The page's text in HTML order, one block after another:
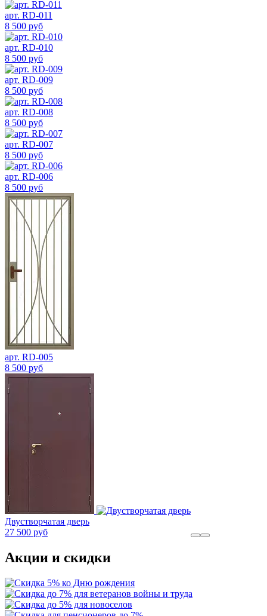
арт. RD-011
8 500 руб
арт. RD-010
8 500 руб
арт. RD-009
8 500 руб
арт. RD-008
8 500 руб
арт. RD-007
8 500 руб
арт. RD-006
8 500 руб
арт. RD-005
8 500 руб
Двустворчатая дверь
27 500 руб
Акции и скидки